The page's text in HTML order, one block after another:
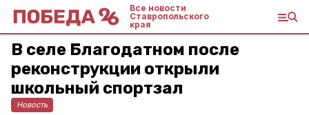
Все новости
Ставропольского
края
В селе Благодатном после
реконструкции открыли
школьный спортзал
Новость